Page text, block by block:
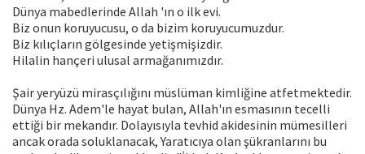
Dünya mabedlerinde Allah 'ın o ilk evi.
Biz onun koruyucusu, o da bizim koruyucumuzdur.
Biz kılıçların gölgesinde yetişmişizdir.
Hilalin hançeri ulusal armağanımızdır.
Şair yeryüzü mirasçılığını müslüman kimliğine atfetmektedir.
Dünya Hz. Adem'le hayat bulan, Allah'ın esmasının tecelli
ettiği bir mekandır. Dolayısıyla tevhid akidesinin mümesilleri
ancak orada soluklanacak, Yaratıcıya olan şükranlarını bu